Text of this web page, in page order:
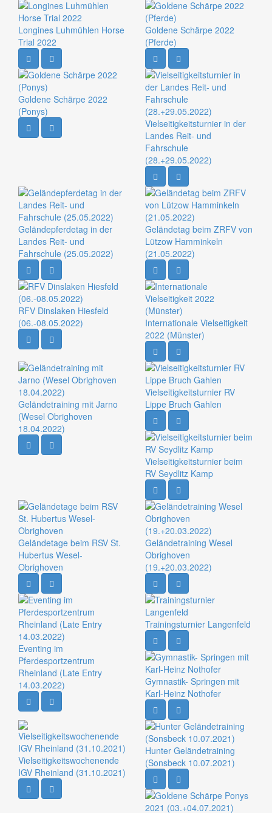
Longines Luhmühlen Horse
Trial 2022
Goldene Schärpe 2022
(Pferde)
Goldene Schärpe 2022
(Ponys)
Vielseitigkeitsturnier in der
Landes Reit- und
Fahrschule
(28.+29.05.2022)
Geländepferdetag in der
Landes Reit- und
Fahrschule (25.05.2022)
Geländetag beim ZRFV von
Lützow Hamminkeln
(21.05.2022)
RFV Dinslaken Hiesfeld
(06.-08.05.2022)
Internationale Vielseitigkeit
2022 (Münster)
Geländetraining mit Jarno
(Wesel Obrighoven
18.04.2022)
Vielseitigkeitsturnier RV
Lippe Bruch Gahlen
Vielseitigkeitsturnier beim
RV Seydlitz Kamp
Geländetage beim RSV St.
Hubertus Wesel-
Obrighoven
Geländetraining Wesel
Obrighoven
(19.+20.03.2022)
Eventing im
Pferdesportzentrum
Rheinland (Late Entry
14.03.2022)
Trainingsturnier Langenfeld
Gymnastik- Springen mit
Karl-Heinz Nothofer
Vielseitigkeitswochenende
IGV Rheinland (31.10.2021)
Hunter Geländetraining
(Sonsbeck 10.07.2021)